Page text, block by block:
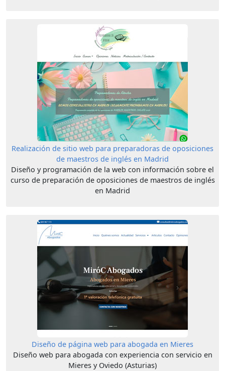
Realización de sitio web para preparadoras de oposiciones
de maestros de inglés en Madrid
Diseño y programación de la web con información sobre el
curso de preparación de oposiciones de maestros de inglés
en Madrid
Diseño de página web para abogada en Mieres
Diseño web para abogada con experiencia con servicio en
Mieres y Oviedo (Asturias)